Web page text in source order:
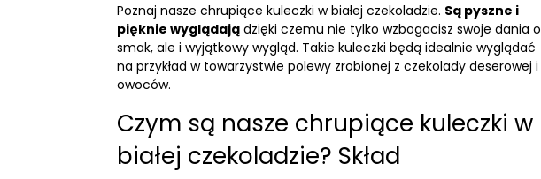
Poznaj nasze chrupiące kuleczki w białej czekoladzie. Są pyszne i
pięknie wyglądają dzięki czemu nie tylko wzbogacisz swoje dania o
smak, ale i wyjątkowy wygląd. Takie kuleczki będą idealnie wyglądać
na przykład w towarzystwie polewy zrobionej z czekolady deserowej i
owoców.
Czym są nasze chrupiące kuleczki w
białej czekoladzie? Skład